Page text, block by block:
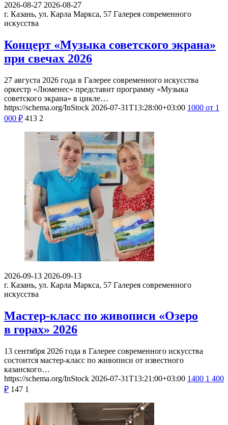
2026-08-27 2026-08-27
г. Казань, ул. Карла Маркса, 57 Галерея современного
искусства
Концерт «Музыка советского экрана»
при свечах 2026
27 августа 2026 года в Галерее современного искусства
оркестр «Люменес» представит программу «Музыка
советского экрана» в цикле…
https://schema.org/InStock 2026-07-31T13:28:00+03:00 1000 от 1
000 ₽ 413 2
2026-09-13 2026-09-13
г. Казань, ул. Карла Маркса, 57 Галерея современного
искусства
Мастер-класс по живописи «Озеро
в горах» 2026
13 сентября 2026 года в Галерее современного искусства
состоится мастер-класс по живописи от известного
казанского…
https://schema.org/InStock 2026-07-31T13:21:00+03:00 1400 1 400
₽ 147 1